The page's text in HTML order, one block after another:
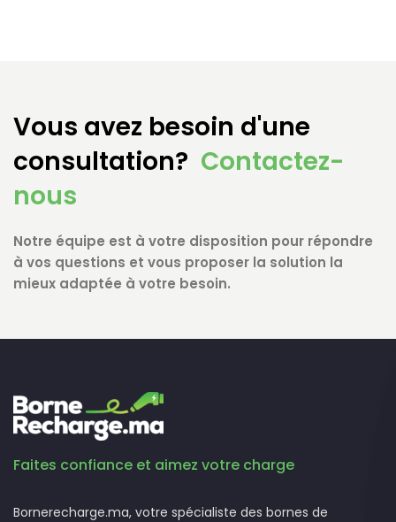
Vous avez besoin d'une
consultation? Contactez-
nous
Notre équipe est à votre disposition pour répondre
à vos questions et vous proposer la solution la
mieux adaptée à votre besoin.
Faites confiance et aimez votre charge
Bornerecharge.ma, votre spécialiste des bornes de